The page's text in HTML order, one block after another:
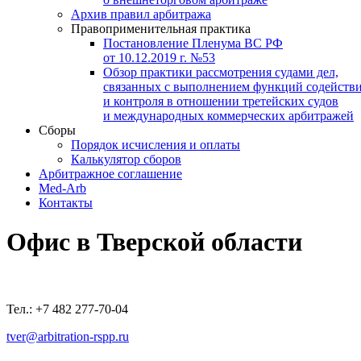
Архив правил арбитража
Правоприменительная практика
Постановление Пленума ВС РФ
от 10.12.2019 г. №53
Обзор практики рассмотрения судами дел,
связанных с выполнением функций
и контроля в отношении третейских судов
и международных коммерческих арбитражей
Сборы
Порядок исчисления и оплаты
Калькулятор сборов
Арбитражное соглашение
Med-Arb
Контакты
Офис в Тверской области
Тел.: +7 482 277-70-04
tver@arbitration-rspp.ru